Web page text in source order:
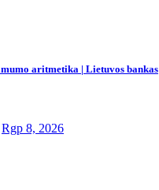
aritmetika | Lietuvos bankas
Rgp 8, 2026